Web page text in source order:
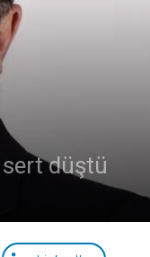
düştü